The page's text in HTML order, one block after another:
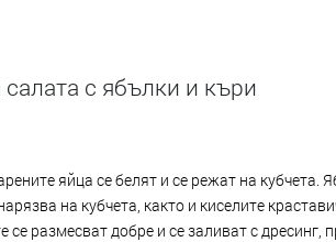
с ябълки и къри
яйца се белят и се режат на кубчета.
на кубчета, както и киселите
се размесват добре и се заливат с дресинг,